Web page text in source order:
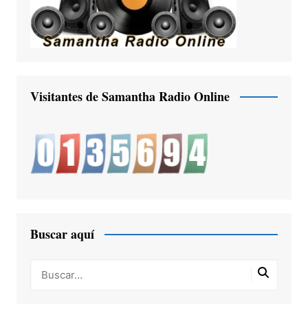
Visitantes de Samantha Radio Online
Buscar aquí